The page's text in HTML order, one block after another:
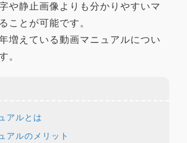
や静止画像よりも分かりやすいマ
ことが可能です。
増えている動画マニュアルについ
。
アルとは
アルのメリット